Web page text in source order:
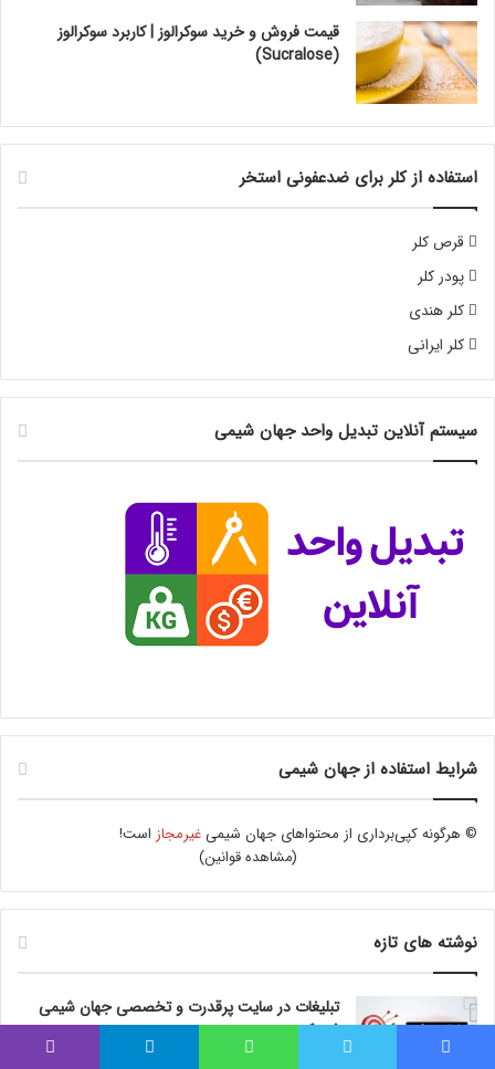
قیمت فروش و خرید سوکرالوز | کاربرد سوکرالوز
(Sucralose)
استفاده از کلر برای ضدعفونی استخر
قرص کلر
پودر کلر
کلر هندی
کلر ایرانی
سیستم آنلاین تبدیل واحد جهان شیمی
شرایط استفاده از جهان شیمی
© هرگونه کپی‌برداری از محتواهای جهان شیمیغیرمجاز است!
(مشاهده قوانین)
نوشته های تازه
تبلیغات در سایت پرقدرت و تخصصی جهان شیمی
فیزیک